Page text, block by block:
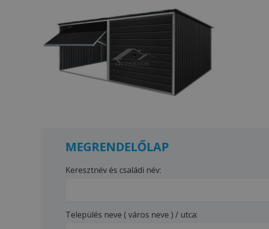
MEGRENDELŐLAP
Keresztnév és családi név:
Település neve ( város neve ) / utca: